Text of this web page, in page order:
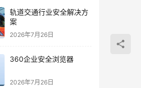
轨道交通行业安全解决方
案
2026年7月26日
360企业安全浏览器
2026年7月26日